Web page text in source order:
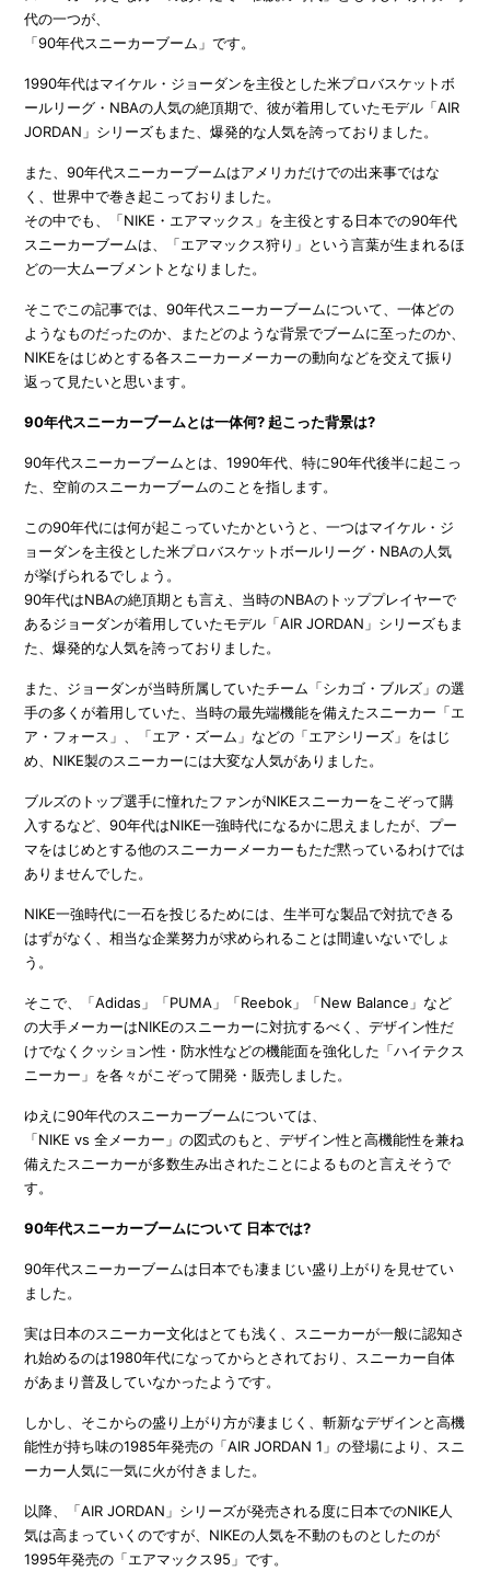
代の一つが、
「90年代スニーカーブーム」です。
1990年代はマイケル・ジョーダンを主役とした米プロバスケットボ
ールリーグ・NBAの人気の絶頂期で、彼が着用していたモデル「AIR
JORDAN」シリーズもまた、爆発的な人気を誇っておりました。
また、90年代スニーカーブームはアメリカだけでの出来事ではな
く、世界中で巻き起こっておりました。
その中でも、「NIKE・エアマックス」を主役とする日本での90年代
スニーカーブームは、「エアマックス狩り」という言葉が生まれるほ
どの一大ムーブメントとなりました。
そこでこの記事では、90年代スニーカーブームについて、一体どの
ようなものだったのか、またどのような背景でブームに至ったのか、
NIKEをはじめとする各スニーカーメーカーの動向などを交えて振り
返って見たいと思います。
90年代スニーカーブームとは一体何? 起こった背景は?
90年代スニーカーブームとは、1990年代、特に90年代後半に起こっ
た、空前のスニーカーブームのことを指します。
この90年代には何が起こっていたかというと、一つはマイケル・ジ
ョーダンを主役とした米プロバスケットボールリーグ・NBAの人気
が挙げられるでしょう。
90年代はNBAの絶頂期とも言え、当時のNBAのトッププレイヤーで
あるジョーダンが着用していたモデル「AIR JORDAN」シリーズもま
た、爆発的な人気を誇っておりました。
また、ジョーダンが当時所属していたチーム「シカゴ・ブルズ」の選
手の多くが着用していた、当時の最先端機能を備えたスニーカー「エ
ア・フォース」、「エア・ズーム」などの「エアシリーズ」をはじ
め、NIKE製のスニーカーには大変な人気がありました。
ブルズのトップ選手に憧れたファンがNIKEスニーカーをこぞって購
入するなど、90年代はNIKE一強時代になるかに思えましたが、プー
マをはじめとする他のスニーカーメーカーもただ黙っているわけでは
ありませんでした。
NIKE一強時代に一石を投じるためには、生半可な製品で対抗できる
はずがなく、相当な企業努力が求められることは間違いないでしょ
う。
そこで、「Adidas」「PUMA」「Reebok」「New Balance」など
の大手メーカーはNIKEのスニーカーに対抗するべく、デザイン性だ
けでなくクッション性・防水性などの機能面を強化した「ハイテクス
ニーカー」を各々がこぞって開発・販売しました。
ゆえに90年代のスニーカーブームについては、
「NIKE vs 全メーカー」の図式のもと、デザイン性と高機能性を兼ね
備えたスニーカーが多数生み出されたことによるものと言えそうで
す。
90年代スニーカーブームについて 日本では?
90年代スニーカーブームは日本でも凄まじい盛り上がりを見せてい
ました。
実は日本のスニーカー文化はとても浅く、スニーカーが一般に認知さ
れ始めるのは1980年代になってからとされており、スニーカー自体
があまり普及していなかったようです。
しかし、そこからの盛り上がり方が凄まじく、斬新なデザインと高機
能性が持ち味の1985年発売の「AIR JORDAN 1」の登場により、スニ
ーカー人気に一気に火が付きました。
以降、「AIR JORDAN」シリーズが発売される度に日本でのNIKE人
気は高まっていくのですが、NIKEの人気を不動のものとしたのが
1995年発売の「エアマックス95」です。